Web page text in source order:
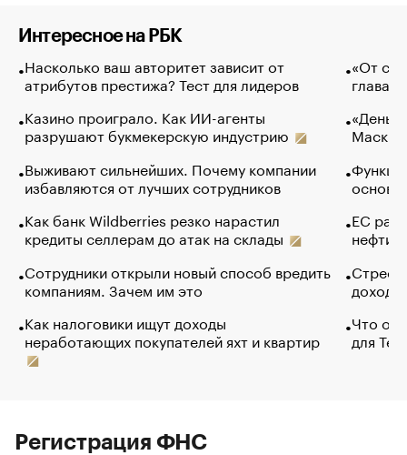
Интересное на РБК
Насколько ваш авторитет зависит от
атрибутов престижа? Тест для лидеров
Казино проиграло. Как ИИ-агенты
разрушают букмекерскую индустрию
Выживают сильнейших. Почему компании
избавляются от лучших сотрудников
Как банк Wildberries резко нарастил
кредиты селлерам до атак на склады
Сотрудники открыли новый способ вредить
компаниям. Зачем им это
Как налоговики ищут доходы
неработающих покупателей яхт и квартир
«От
глава
Маск в
основ
ЕС
нефти
Что
для
Регистрация ФНС